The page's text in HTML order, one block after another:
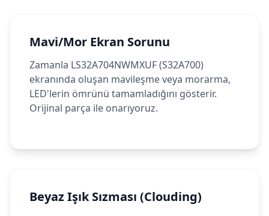
Mavi/Mor Ekran Sorunu
Zamanla LS32A704NWMXUF (S32A700)
ekranında oluşan mavileşme veya morarma,
LED'lerin ömrünü tamamladığını gösterir.
Orijinal parça ile onarıyoruz.
Beyaz Işık Sızması (Clouding)